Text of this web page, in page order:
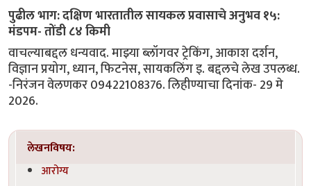
पुढील भाग: दक्षिण भारतातील सायकल प्रवासाचे अनुभव १५:
मंडपम- तोंडी ८४ किमी
वाचल्याबद्दल धन्यवाद. माझ्या ब्लॉगवर ट्रेकिंग, आकाश दर्शन,
विज्ञान प्रयोग, ध्यान, फिटनेस, सायकलिंग इ. बद्दलचे लेख उपलब्ध.
-निरंजन वेलणकर 09422108376. लिहीण्याचा दिनांक- 29 मे
2026.
लेखनविषय:
आरोग्य